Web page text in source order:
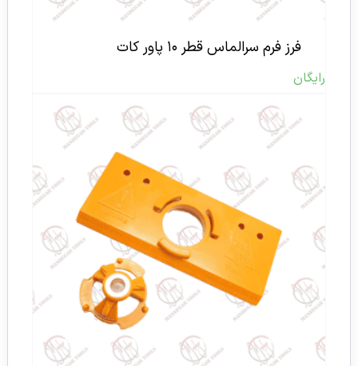
فرز فرم سرالماس قطر ۱۰ پاور کات
رایگان